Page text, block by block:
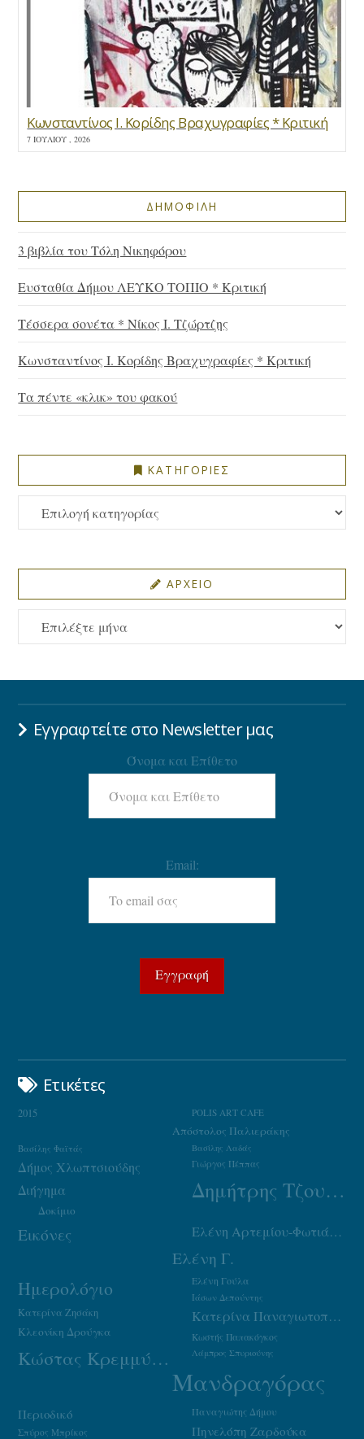
Κωνσταντίνος Ι. Κορίδης Βραχυγραφίες * Κριτική
7 ΙΟΥΛΊΟΥ , 2026
ΔΗΜΟΦΙΛΗ
3 βιβλία του Τόλη Νικηφόρου
Ευσταθία Δήμου ΛΕΥΚΟ ΤΟΠΙΟ * Κριτική
Τέσσερα σονέτα * Νίκος Ι. Τζώρτζης
Κωνσταντίνος Ι. Κορίδης Βραχυγραφίες * Κριτική
Τα πέντε «κλικ» του φακού
ΚΑΤΗΓΟΡΙΕΣ
ΚΑΤΗΓΟΡΙΕΣ
ΑΡΧΕΙΟ
ΑΡΧΕΙΟ
Εγγραφτείτε στο Newsletter μας
Όνομα και Επίθετο
Email:
Ετικέτες
2015 POLIS ART CAFE
Απόστολος Παλιεράκης
Βασίλης Λαδάς
Βασίλης Φαϊτάς
Γιώργος Πέππας
Δήμος Χλωπτσιούδης
Δημήτρης Τζουμάκας
Διήγημα
Δοκίμιο
Εικόνες Ελένη Αρτεμίου-Φωτιάδου
Ελένη Γ.
Ελένη Γούλα
Ημερολόγιο Ιάσων Δεπούντης
Κατερίνα Ζησάκη Κατερίνα Παναγιωτοπούλου
Κλεονίκη Δρούγκα Κωστής Παπακόγκος
Κώστας Κρεμμύδας Λάμπρος Σπυριούνης
Μανδραγόρας
Παναγιώτης Δήμου
Περιοδικό
Πηνελόπη Ζαρδούκα
Σπύρος Μπρίκος